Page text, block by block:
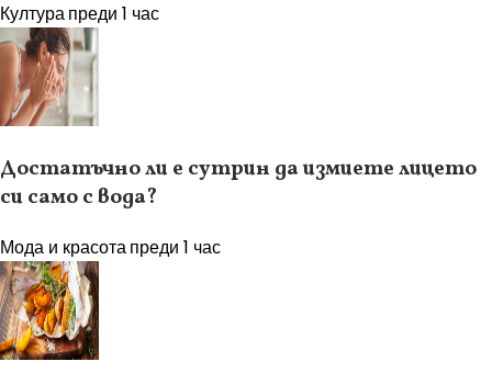
Културапреди 1 час
Достатъчно ли е сутрин да измиете лицето
си само с вода?
Мода и красотапреди 1 час